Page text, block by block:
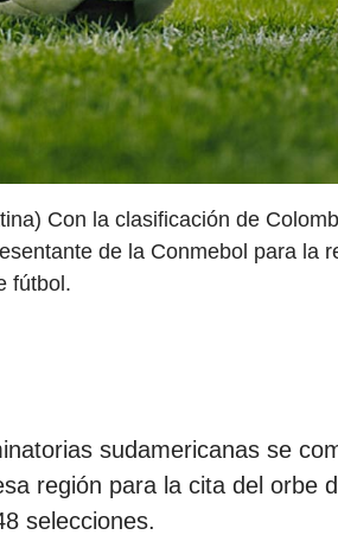
Con la clasificación de
de la Conmebol para la
fútbol.
sudamericanas se
región para la cita del orbe
selecciones.